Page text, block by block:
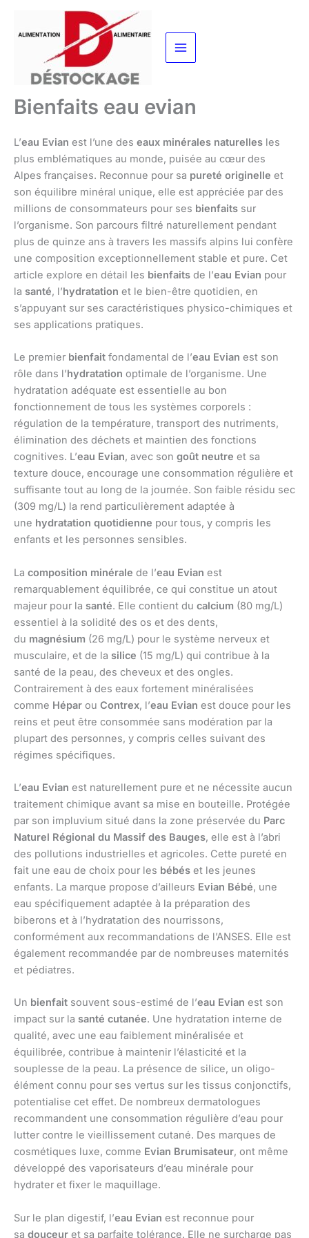
contenu
Bienfaits eau evian
L’eau Evian est l’une des eaux minérales naturelles les
plus emblématiques au monde, puisée au cœur des
Alpes françaises. Reconnue pour sa pureté originelle et
son équilibre minéral unique, elle est appréciée par des
millions de consommateurs pour ses bienfaits sur
l’organisme. Son parcours filtré naturellement pendant
plus de quinze ans à travers les massifs alpins lui confère
une composition exceptionnellement stable et pure. Cet
article explore en détail les bienfaits de l’eau Evian pour
la santé, l’hydratation et le bien-être quotidien, en
s’appuyant sur ses caractéristiques physico-chimiques et
ses applications pratiques.
Le premier bienfait fondamental de l’eau Evian est son
rôle dans l’hydratation optimale de l’organisme. Une
hydratation adéquate est essentielle au bon
fonctionnement de tous les systèmes corporels :
régulation de la température, transport des nutriments,
élimination des déchets et maintien des fonctions
cognitives. L’eau Evian, avec son goût neutre et sa
texture douce, encourage une consommation régulière et
suffisante tout au long de la journée. Son faible résidu sec
(309 mg/L) la rend particulièrement adaptée à
une hydratation quotidienne pour tous, y compris les
enfants et les personnes sensibles.
La composition minérale de l’eau Evian est
remarquablement équilibrée, ce qui constitue un atout
majeur pour la santé. Elle contient du calcium (80 mg/L)
essentiel à la solidité des os et des dents,
du magnésium (26 mg/L) pour le système nerveux et
musculaire, et de la silice (15 mg/L) qui contribue à la
santé de la peau, des cheveux et des ongles.
Contrairement à des eaux fortement minéralisées
comme Hépar ou Contrex, l’eau Evian est douce pour les
reins et peut être consommée sans modération par la
plupart des personnes, y compris celles suivant des
régimes spécifiques.
L’eau Evian est naturellement pure et ne nécessite aucun
traitement chimique avant sa mise en bouteille. Protégée
par son impluvium situé dans la zone préservée du Parc
Naturel Régional du Massif des Bauges, elle est à l’abri
des pollutions industrielles et agricoles. Cette pureté en
fait une eau de choix pour les bébés et les jeunes
enfants. La marque propose d’ailleurs Evian Bébé, une
eau spécifiquement adaptée à la préparation des
biberons et à l’hydratation des nourrissons,
conformément aux recommandations de l’ANSES. Elle est
également recommandée par de nombreuses maternités
et pédiatres.
Un bienfait souvent sous-estimé de l’eau Evian est son
impact sur la santé cutanée. Une hydratation interne de
qualité, avec une eau faiblement minéralisée et
équilibrée, contribue à maintenir l’élasticité et la
souplesse de la peau. La présence de silice, un oligo-
élément connu pour ses vertus sur les tissus conjonctifs,
potentialise cet effet. De nombreux dermatologues
recommandent une consommation régulière d’eau pour
lutter contre le vieillissement cutané. Des marques de
cosmétiques luxe, comme Evian Brumisateur, ont même
développé des vaporisateurs d’eau minérale pour
hydrater et fixer le maquillage.
Sur le plan digestif, l’eau Evian est reconnue pour
sa douceur et sa parfaite tolérance. Elle ne surcharge pas